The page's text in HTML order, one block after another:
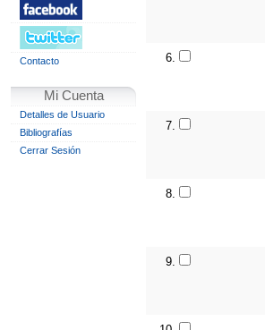
Contacto
Mi Cuenta
Detalles de Usuario
Bibliografías
Cerrar Sesión
6.
7.
8.
9.